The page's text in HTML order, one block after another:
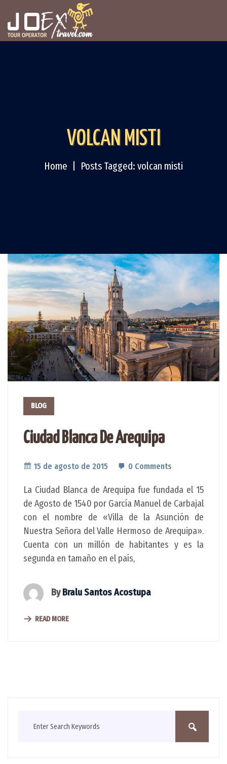
VOLCAN MISTI
Home Posts Tagged: volcan misti
BLOG
Ciudad Blanca De Arequipa
15 de agosto de 2015 0 Comments
La Ciudad Blanca de Arequipa fue fundada el 15
de Agosto de 1540 por García Manuel de Carbajal
con el nombre de «Villa de la Asunción de
Nuestra Señora del Valle Hermoso de Arequipa».
Cuenta con un millón de habitantes y es la
segunda en tamaño en el país,
ByBralu Santos Acostupa
READ MORE